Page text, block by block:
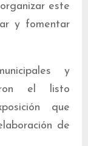
este
y fomentar
y
el listo
que
de